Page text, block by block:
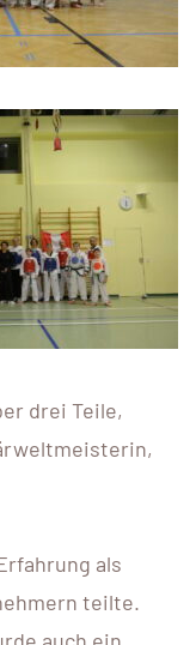
drei Teile,
als
teilte.